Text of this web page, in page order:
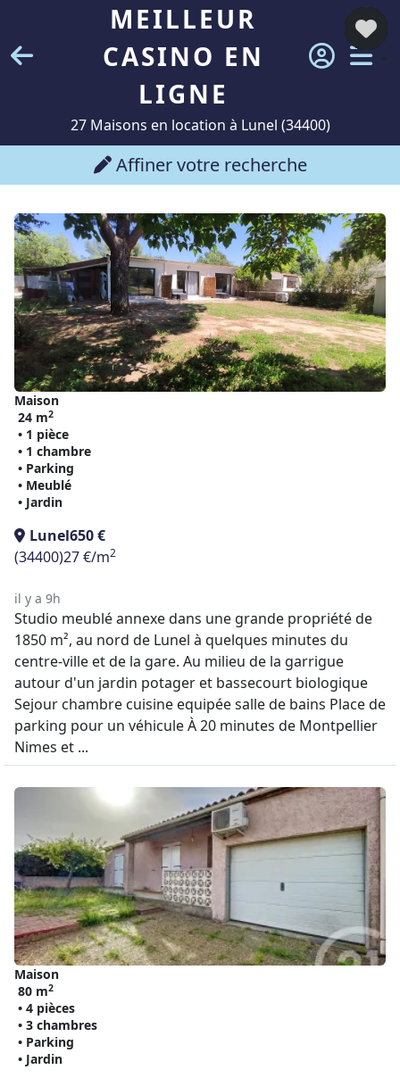
MEILLEUR
CASINO EN
LIGNE
27 Maisons en location à Lunel (34400)
Affiner votre recherche
Maison
24 m2
• 1 pièce
• 1 chambre
• Parking
• Meublé
• Jardin
Lunel650 €
(34400)27 €/m2
il y a 9h
Studio meublé annexe dans une grande propriété de
1850 m², au nord de Lunel à quelques minutes du
centre-ville et de la gare. Au milieu de la garrigue
autour d'un jardin potager et bassecourt biologique
Sejour chambre cuisine equipée salle de bains Place de
parking pour un véhicule À 20 minutes de Montpellier
Nimes et ...
Maison
80 m2
• 4 pièces
• 3 chambres
• Parking
• Jardin